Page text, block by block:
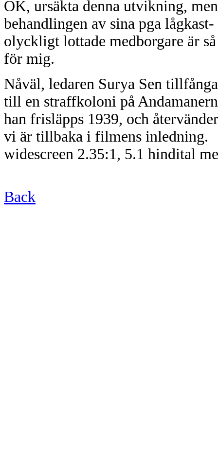
OK, ursäkta denna utvikning,
behandlingen av sina pga
olyckligt lottade medborgare är
för mig.
Nåväl, ledaren Surya Sen
till en straffkoloni på
han frisläpps 1939, och
vi är tillbaka i filmens inledning.
widescreen 2.35:1, 5.1 hindital
Back